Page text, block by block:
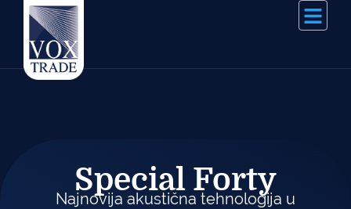
Special Forty
Najnovija akustična tehnologija u